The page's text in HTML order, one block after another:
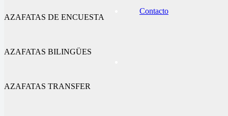
Contacto
AZAFATAS DE ENCUESTA
AZAFATAS BILINGÜES
AZAFATAS TRANSFER